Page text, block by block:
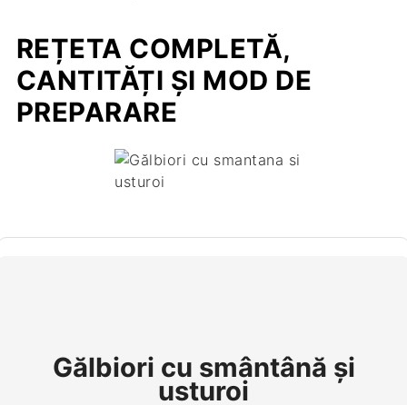
REȚETA COMPLETĂ,
CANTITĂȚI ȘI MOD DE
PREPARARE
Gălbiori cu smântână și
usturoi